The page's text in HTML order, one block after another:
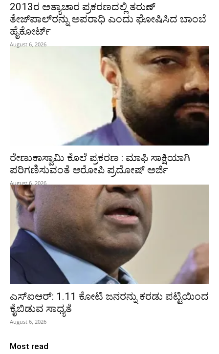
2013ರ ಅತ್ಯಾಚಾರ ಪ್ರಕರಣದಲ್ಲಿ ತರುಣ್
ತೇಜ್‌ಪಾಲ್‌ರನ್ನು ಅಪರಾಧಿ ಎಂದು ಘೋಷಿಸಿದ ಬಾಂಬೆ
ಹೈಕೋರ್ಟ್
August 6, 2026
ರೇಣುಕಾಸ್ವಾಮಿ ಕೊಲೆ ಪ್ರಕರಣ : ಮಾಫಿ ಸಾಕ್ಷಿಯಾಗಿ
ಪರಿಗಣಿಸುವಂತೆ ಆರೋಪಿ ಪ್ರದೋಷ್‌ ಅರ್ಜಿ
August 6, 2026
ಎಸ್‌ಐಆರ್‌: 1.11 ಕೋಟಿ ಜನರನ್ನು ಕರಡು ಪಟ್ಟಿಯಿಂದ
ಕೈಬಿಡುವ ಸಾಧ್ಯತೆ
August 6, 2026
Most read